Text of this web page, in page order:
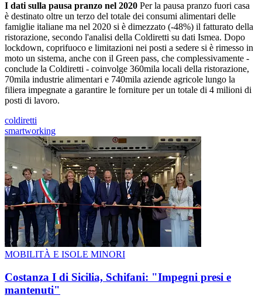
I dati sulla pausa pranzo nel 2020 Per la pausa pranzo fuori casa
è destinato oltre un terzo del totale dei consumi alimentari delle
famiglie italiane ma nel 2020 si è dimezzato (-48%) il fatturato della
ristorazione, secondo l'analisi della Coldiretti su dati Ismea. Dopo
lockdown, coprifuoco e limitazioni nei posti a sedere si è rimesso in
moto un sistema, anche con il Green pass, che complessivamente -
conclude la Coldiretti - coinvolge 360mila locali della ristorazione,
70mila industrie alimentari e 740mila aziende agricole lungo la
filiera impegnate a garantire le forniture per un totale di 4 milioni di
posti di lavoro.
coldiretti
smartworking
MOBILITÀ E ISOLE MINORI
Costanza I di Sicilia, Schifani: "Impegni presi e
mantenuti"